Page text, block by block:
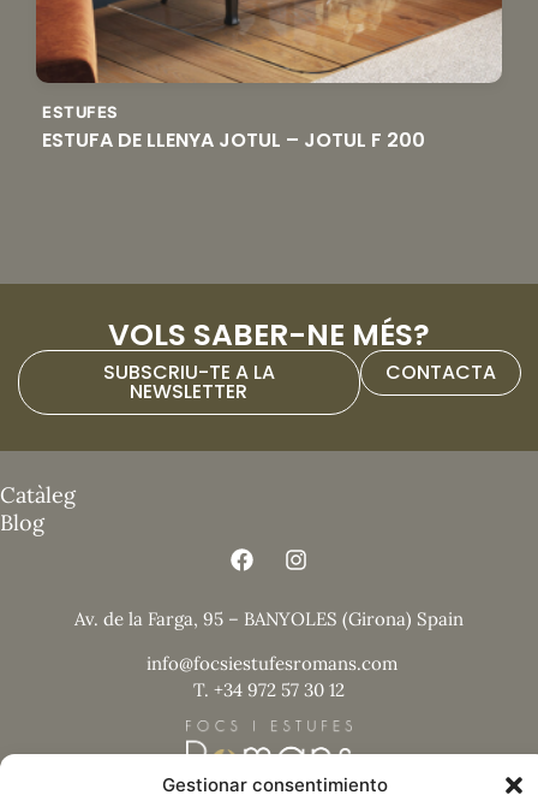
Gestionar consentimiento
ESTUFES
ESTUFA DE LLENYA JOTUL – JOTUL F 200
VOLS SABER-NE MÉS?
SUBSCRIU-TE A LA
NEWSLETTER
CONTACTA
Av. de la Farga, 95 – BANYOLES (Girona) Spain
info@focsiestufesromans.com
T. +34 972 57 30 12
Catàleg
Blog